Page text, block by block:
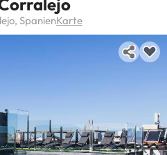
SpanienKarte